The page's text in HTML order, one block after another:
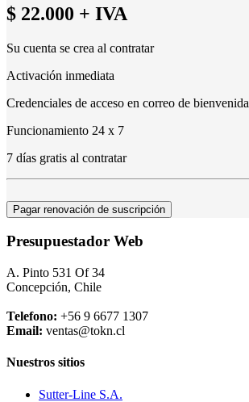
$ 22.000 + IVA
Su cuenta se crea al contratar
Activación inmediata
Credenciales de acceso en correo de bienvenida
Funcionamiento 24 x 7
7 días gratis al contratar
Pagar renovación de suscripción
Presupuestador Web
A. Pinto 531 Of 34
Concepción, Chile
Telefono: +56 9 6677 1307
Email: ventas@tokn.cl
Nuestros sitios
Sutter-Line S.A.